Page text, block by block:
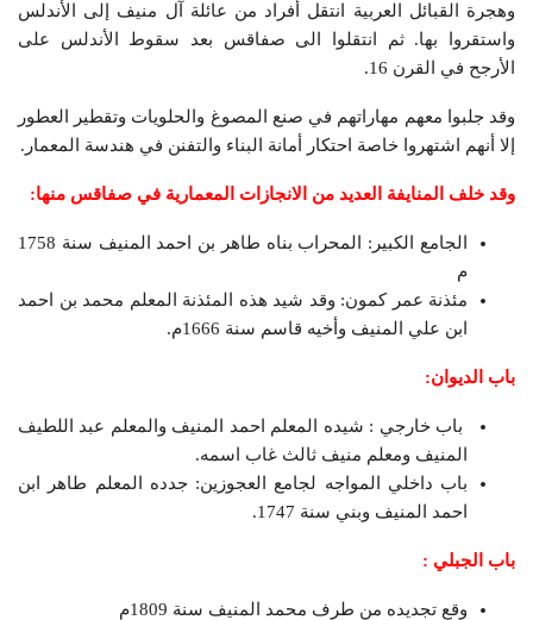
وهجرة القبائل العربية انتقل أفراد من عائلة آل منيف إلى الأندلس
واستقروا بها. ثم انتقلوا الى صفاقس بعد سقوط الأندلس على
الأرجح في القرن 16.
وقد جلبوا معهم مهاراتهم في صنع المصوغ والحلويات وتقطير العطور
إلا أنهم اشتهروا خاصة احتكار أمانة البناء والتفنن في هندسة المعمار.
وقد خلف المنايفة العديد من الانجازات المعمارية في صفاقس منها:
الجامع الكبير: المحراب بناه طاهر بن احمد المنيف سنة 1758
م
مئذنة عمر كمون: وقد شيد هذه المئذنة المعلم محمد بن احمد
ابن علي المنيف وأخيه قاسم سنة 1666م.
باب الديوان:
باب خارجي : شيده المعلم احمد المنيف والمعلم عبد اللطيف
المنيف ومعلم منيف ثالث غاب اسمه.
باب داخلي المواجه لجامع العجوزين: جدده المعلم طاهر ابن
احمد المنيف وبني سنة 1747.
باب الجبلي :
وقع تجديده من طرف محمد المنيف سنة 1809م